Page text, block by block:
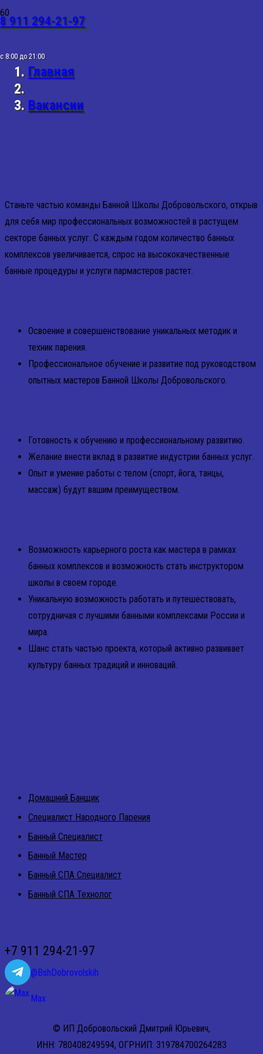
8 911 294-21-97
с 8:00 до 21:00
ВАКАНСИИ
Главная
Вакансии
Станьте частью команды Банной Школы Добровольского, открыв
для себя мир профессиональных возможностей в растущем
секторе банных услуг. С каждым годом количество банных
комплексов увеличивается, спрос на высококачественные
банные процедуры и услуги пармастеров растет.
Освоение и совершенствование уникальных методик и
техник парения.
Профессиональное обучение и развитие под руководством
опытных мастеров Банной Школы Добровольского.
Готовность к обучению и профессиональному развитию.
Желание внести вклад в развитие индустрии банных услуг.
Опыт и умение работы с телом (спорт, йога, танцы,
массаж) будут вашим преимуществом.
Возможность карьерного роста как мастера в рамках
банных комплексов и возможность стать инструктором
школы в своем городе.
Уникальную возможность работать и путешествовать,
сотрудничая с лучшими банными комплексами России и
мира.
Шанс стать частью проекта, который активно развивает
культуру банных традиций и инноваций.
Домашний Банщик
Специалист Народного Парения
Банный Специалист
Банный Мастер
Банный СПА Специалист
Банный СПА Технолог
+7 911 294-21-97
@BshDobrovolskih
Max
© ИП Добровольский Дмитрий Юрьевич,
ИНН: 780408249594, ОГРНИП: 319784700264283